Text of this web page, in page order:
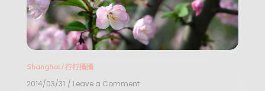
Shanghai/行行攝攝
2014/03/31 / Leave a Commenton